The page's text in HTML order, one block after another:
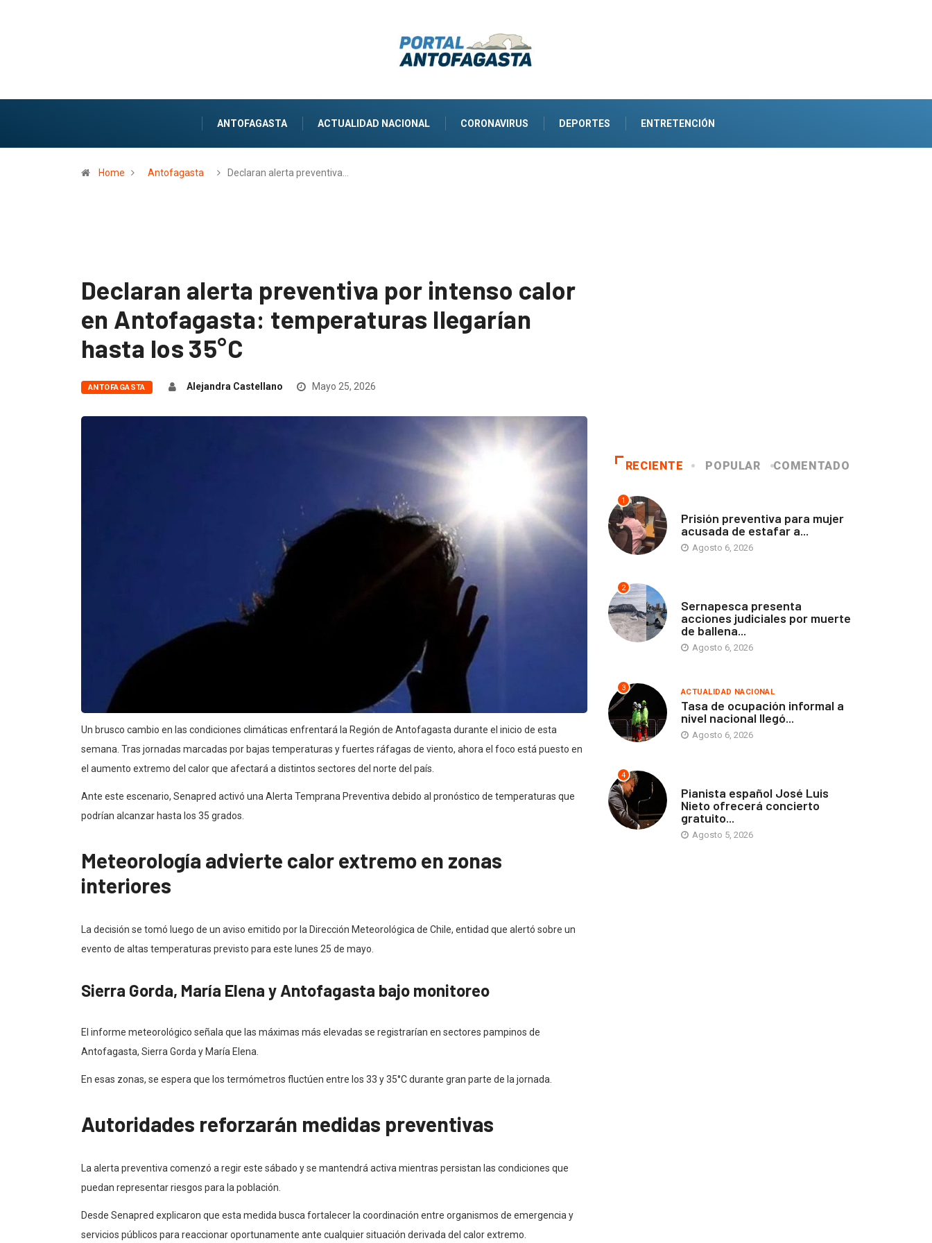
ANTOFAGASTA ACTUALIDAD NACIONAL CORONAVIRUS DEPORTES ENTRETENCIÓN
Home Antofagasta Declaran alerta preventiva…
Declaran alerta preventiva por intenso calor
en Antofagasta: temperaturas llegarían
hasta los 35°C
ANTOFAGASTA Alejandra Castellano Mayo 25, 2026
Un brusco cambio en las condiciones climáticas enfrentará la Región de Antofagasta durante el inicio de esta
semana. Tras jornadas marcadas por bajas temperaturas y fuertes ráfagas de viento, ahora el foco está puesto en
el aumento extremo del calor que afectará a distintos sectores del norte del país.
Ante este escenario, Senapred activó una Alerta Temprana Preventiva debido al pronóstico de temperaturas que
podrían alcanzar hasta los 35 grados.
Meteorología advierte calor extremo en zonas
interiores
La decisión se tomó luego de un aviso emitido por la Dirección Meteorológica de Chile, entidad que alertó sobre un
evento de altas temperaturas previsto para este lunes 25 de mayo.
Sierra Gorda, María Elena y Antofagasta bajo monitoreo
El informe meteorológico señala que las máximas más elevadas se registrarían en sectores pampinos de
Antofagasta, Sierra Gorda y María Elena.
En esas zonas, se espera que los termómetros fluctúen entre los 33 y 35°C durante gran parte de la jornada.
Autoridades reforzarán medidas preventivas
La alerta preventiva comenzó a regir este sábado y se mantendrá activa mientras persistan las condiciones que
puedan representar riesgos para la población.
Desde Senapred explicaron que esta medida busca fortalecer la coordinación entre organismos de emergencia y
servicios públicos para reaccionar oportunamente ante cualquier situación derivada del calor extremo.
RECIENTE POPULAR COMENTADO
1
Prisión preventiva para mujer
acusada de estafar a...
Agosto 6, 2026
2
Sernapesca presenta
acciones judiciales por muerte
de ballena...
Agosto 6, 2026
3 ACTUALIDAD NACIONAL
Tasa de ocupación informal a
nivel nacional llegó...
Agosto 6, 2026
4
Pianista español José Luis
Nieto ofrecerá concierto
gratuito...
Agosto 5, 2026